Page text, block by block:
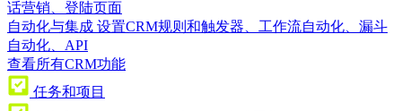
话营销、登陆页面
自动化与集成 设置CRM规则和触发器、工作流自动化、漏斗
自动化、API
查看所有CRM功能
任务和项目